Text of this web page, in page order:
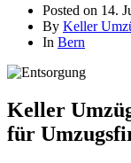
Posted on 14.
By Keller
In Bern
Keller
für